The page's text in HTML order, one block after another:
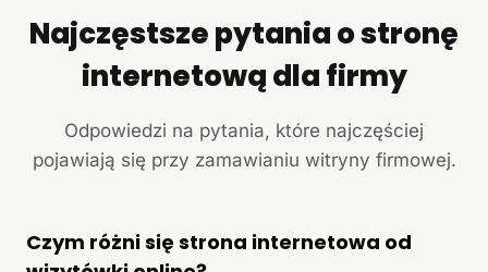
Najczęstsze pytania o stronę
internetową dla firmy
Odpowiedzi na pytania, które najczęściej
pojawiają się przy zamawianiu witryny firmowej.
Czym różni się strona internetowa od